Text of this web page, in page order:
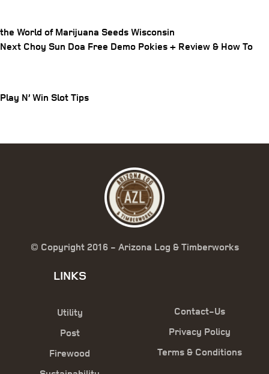
Post
the World of Marijuana Seeds Wisconsin
Next
Next Choy Sun Doa Free Demo Pokies + Review & How To
Play N’ Win Slot Tips
© Copyright 2016 - Arizona Log & Timberworks
LINKS
Utility
Post
Firewood
Contact-Us
Privacy Policy
Terms & Conditions